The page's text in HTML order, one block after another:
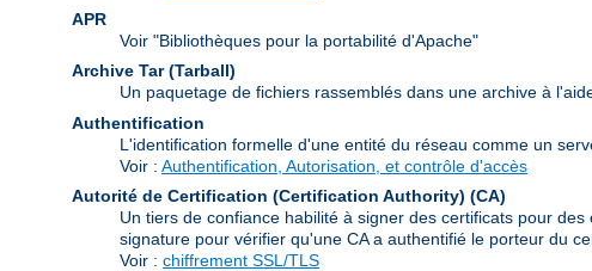
APR
Voir "Bibliothèques pour la portabilité d'Apache"
Archive Tar (Tarball)
Un paquetage de fichiers rassemblés dans une archive à
Authentification
L'identification formelle d'une entité du réseau comme un
Voir : Authentification, Autorisation, et contrôle d'accès
Autorité de Certification (Certification Authority) (CA)
Un tiers de confiance habilité à signer des certificats pour
signature pour vérifier qu'une CA a authentifié le porteur du
Voir : chiffrement SSL/TLS